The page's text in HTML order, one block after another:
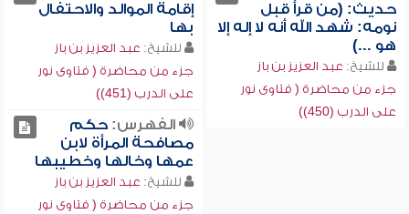
حديث: (من قرأ قبل
نومه: شهد الله أنه لا إله إلا
هو ...)
للشيخ: عبد العزيز بن باز
جزء من محاضرة ( فتاوى نور
على الدرب (450))
إقامة الموالد والاحتفال
بها
للشيخ: عبد العزيز بن باز
جزء من محاضرة ( فتاوى نور
على الدرب (451))
الفهرس:حكم
مصافحة المرأة لابن
عمها وخالها وخطيبها
للشيخ: عبد العزيز بن باز
جزء من محاضرة ( فتاوى نور